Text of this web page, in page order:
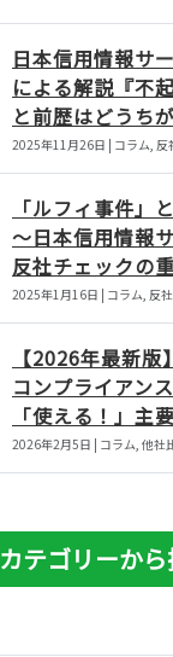
日本信用情報サ
による解説『不
と前歴はどうち
2025年11月26日 | コラム, 反
「ルフィ事件」
〜日本信用情報
反社チェックの
2025年1月16日 | コラム, 反
【2026年最新版
コンプライアン
「使える！」主
2026年2月5日 | コラム, 他社
カテゴリーか